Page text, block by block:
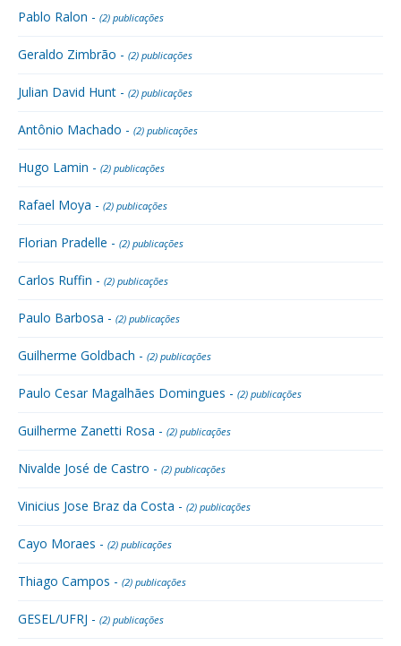
Pablo Ralon - (2) publicações
Geraldo Zimbrão - (2) publicações
Julian David Hunt - (2) publicações
Antônio Machado - (2) publicações
Hugo Lamin - (2) publicações
Rafael Moya - (2) publicações
Florian Pradelle - (2) publicações
Carlos Ruffin - (2) publicações
Paulo Barbosa - (2) publicações
Guilherme Goldbach - (2) publicações
Paulo Cesar Magalhães Domingues - (2) publicações
Guilherme Zanetti Rosa - (2) publicações
Nivalde José de Castro - (2) publicações
Vinicius Jose Braz da Costa - (2) publicações
Cayo Moraes - (2) publicações
Thiago Campos - (2) publicações
GESEL/UFRJ - (2) publicações